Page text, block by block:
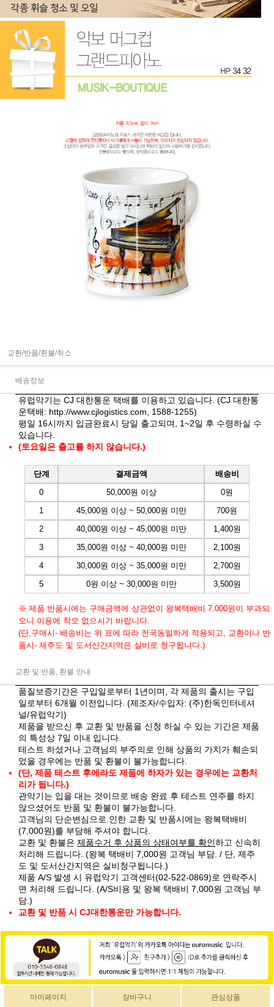
교환/반품/환불/취소
배송정보
유럽악기는 CJ 대한통운 택배를 이용하고 있습니다. (CJ 대한통
운택배: http://www.cjlogistics.com , 1588-1255)
평일 16시까지 입금완료시 당일 출고되며, 1~2일 후 수령하실 수
있습니다.
(토요일은 출고를 하지 않습니다.)
단계 결제금액
배송비
0
50,000원 이상
0원
1
45,000원 이상 ~ 50,000원 미만
700원
2
40,000원 이상 ~ 45,000원 미만
1,400원
3
35,000원 이상 ~ 40,000원 미만
2,100원
4
30,000원 이상 ~ 35,000원 미만
2,700원
5
0원 이상 ~ 30,000원 미만 3,500원
※ 제품 반품시에는 구매금액에 상관없이 왕복택배비 7,000원이 부과되
오니 이용에 착오 없으시기 바랍니다.
(단,구매시- 배송비는 위 표에 따라 전국동일하게 적용되고, 교환이나 반
품시- 제주도 및 도서산간지역은 실비로 청구됩니다.)
교환 및 반품, 환불 안내
품질보증기간은 구입일로부터 1년이며, 각 제품의 출시는 구입
일로부터 6개월 이전입니다. (제조자/수입자: (주)한독인터네셔
널/유럽악기)
제품을 받으신 후 교환 및 반품을 신청 하실 수 있는 기간은 제품
의 특성상 7일 이내 입니다.
테스트 하셨거나 고객님의 부주의로 인해 상품의 가치가 훼손되
었을 경우에는 반품 및 환불이 불가능합니다.
(단, 제품 테스트 후에라도 제품에 하자가 있는 경우에는 교환처
리가 됩니다.)
관악기는 입을 대는 것이므로 배송 완료 후 테스트 연주를 하지
않으셨어도 반품 및 환불이 불가능합니다.
고객님의 단순변심으로 인한 교환 및 반품시에는 왕복택배비
(7,000원)를 부담해 주셔야 합니다.
교환 및 환불은 제품수거 후 상품의 상태여부를 확인하고 신속히
처리해 드립니다. (왕복 택배비 7,000원 고객님 부담. / 단, 제주
도 및 도서산간지역은 실비청구됩니다.)
제품 A/S 발생 시 유럽악기 고객센터(02-522-0869)로 연락주시
면 처리해 드립니다. (A/S비용 및 왕복 택배비 7,000원 고객님 부
담.)
교환 및 반품 시 CJ대한통운만 가능합니다.
마이페이지 장바구니 관심상품